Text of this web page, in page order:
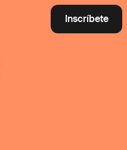
Inscríbete